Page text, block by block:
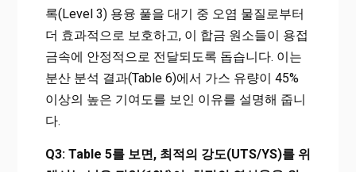
록(Level 3) 용융 풀을 대기 중 오염 물질로부터
더 효과적으로 보호하고, 이 합금 원소들이 용접
금속에 안정적으로 전달되도록 돕습니다. 이는
분산 분석 결과(Table 6)에서 가스 유량이 45%
이상의 높은 기여도를 보인 이유를 설명해 줍니
다.
Q3: Table 5를 보면, 최적의 강도(UTS/YS)를 위